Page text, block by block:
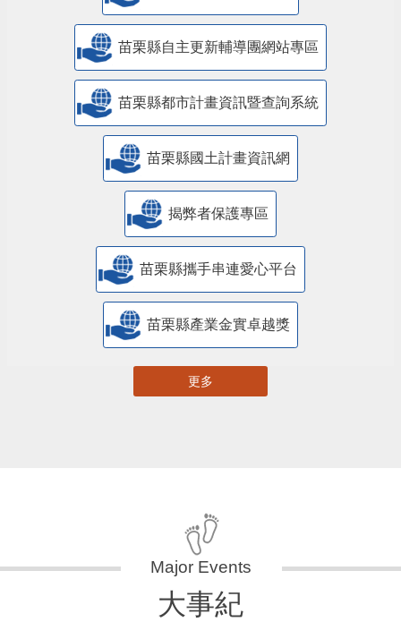
苗栗縣自主更新輔導團網站專區
苗栗縣都市計畫資訊暨查詢系統
苗栗縣國土計畫資訊網
揭弊者保護專區
苗栗縣攜手串連愛心平台
苗栗縣產業金實卓越獎
更多
大事紀